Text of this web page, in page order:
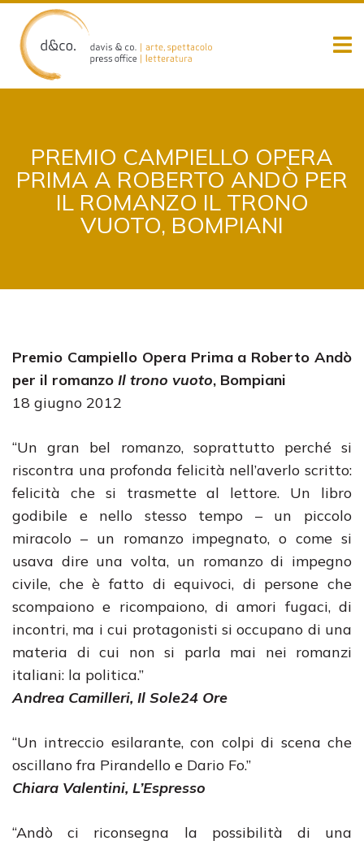
content
PREMIO CAMPIELLO OPERA
PRIMA A ROBERTO ANDÒ PER
IL ROMANZO IL TRONO
VUOTO, BOMPIANI
Premio Campiello Opera Prima a Roberto Andò
per il romanzo Il trono vuoto, Bompiani
18 giugno 2012
“Un gran bel romanzo, soprattutto perché si
riscontra una profonda felicità nell’averlo scritto:
felicità che si trasmette al lettore. Un libro
godibile e nello stesso tempo – un piccolo
miracolo – un romanzo impegnato, o come si
usava dire una volta, un romanzo di impegno
civile, che è fatto di equivoci, di persone che
scompaiono e ricompaiono, di amori fugaci, di
incontri, ma i cui protagonisti si occupano di una
materia di cui non si parla mai nei romanzi
italiani: la politica.”
Andrea Camilleri, Il Sole24 Ore
“Un intreccio esilarante, con colpi di scena che
oscillano fra Pirandello e Dario Fo.”
Chiara Valentini, L’Espresso
“Andò ci riconsegna la possibilità di una